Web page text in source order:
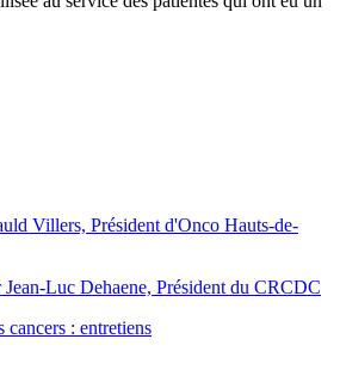
Villers, Président d'Onco Hauts-de-
Luc Dehaene, Président du CRCDC
: entretiens